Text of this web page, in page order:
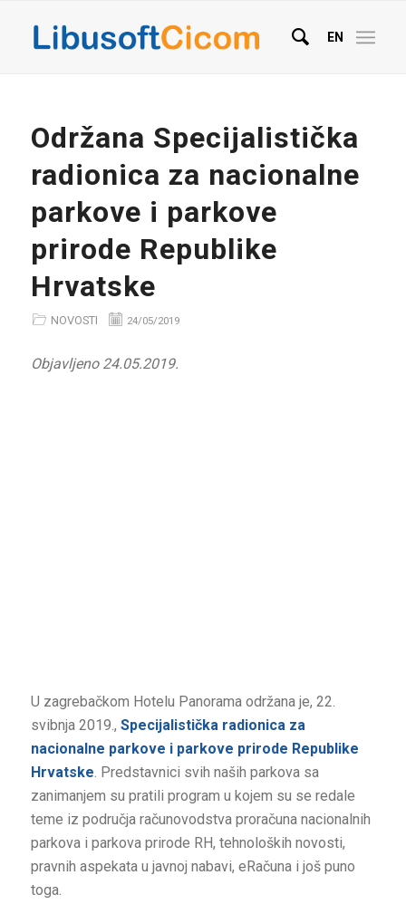
EN
Održana Specijalistička
radionica za nacionalne
parkove i parkove
prirode Republike
Hrvatske
NOVOSTI 24/05/2019
Objavljeno 24.05.2019.
U zagrebačkom Hotelu Panorama održana je, 22.
svibnja 2019., Specijalistička radionica za
nacionalne parkove i parkove prirode Republike
Hrvatske. Predstavnici svih naših parkova sa
zanimanjem su pratili program u kojem su se redale
teme iz područja računovodstva proračuna nacionalnih
parkova i parkova prirode RH, tehnoloških novosti,
pravnih aspekata u javnoj nabavi, eRačuna i još puno
toga.